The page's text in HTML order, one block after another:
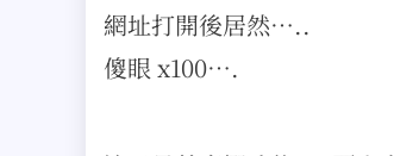
網址打開後居然…..
傻眼 x100….